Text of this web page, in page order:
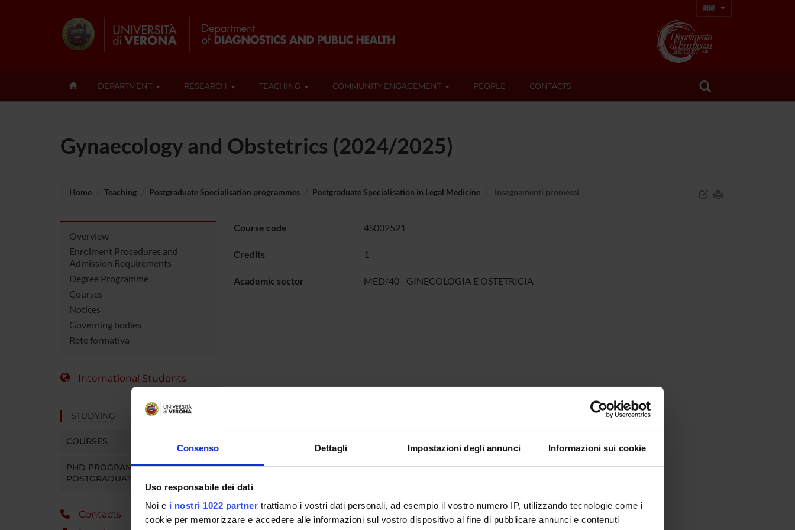
Consenso Dettagli Impostazioni degli annunci Informazioni sui cookie
Uso responsabile dei dati
Noi e i nostri 1022 partner trattiamo i vostri dati personali, ad esempio il vostro numero IP, utilizzando tecnologie come i
cookie per memorizzare e accedere alle informazioni sul vostro dispositivo al fine di pubblicare annunci e contenuti
DEPARTMENT RESEARCH TEACHING COMMUNITY ENGAGEMENT PEOPLE CONTACTS
Gynaecology and Obstetrics (2024/2025)
Home Teaching Postgraduate Specialisation programmes Postgraduate Specialisation in Legal Medicine Insegnamenti promessi
Overview
Enrolment Procedures and
Admission Requirements
Degree Programme
Courses
Notices
Governing bodies
Rete formativa
International Students
STUDYING
COURSES
PHD PROGRAMMES AND
POSTGRADUATE TRAINING
Contacts
Course code 4S002521
Credits 1
Academic sector MED/40 - GINECOLOGIA E OSTETRICIA